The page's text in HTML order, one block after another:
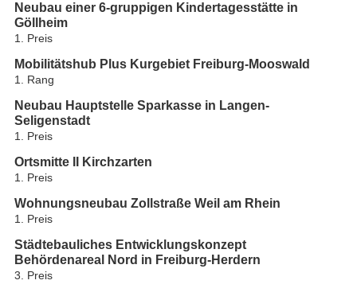
Neubau einer 6-gruppigen Kindertagesstätte in
Göllheim
1. Preis
Mobilitätshub Plus Kurgebiet Freiburg-Mooswald
1. Rang
Neubau Hauptstelle Sparkasse in Langen-
Seligenstadt
1. Preis
Ortsmitte II Kirchzarten
1. Preis
Wohnungsneubau Zollstraße Weil am Rhein
1. Preis
Städtebauliches Entwicklungskonzept
Behördenareal Nord in Freiburg-Herdern
3. Preis